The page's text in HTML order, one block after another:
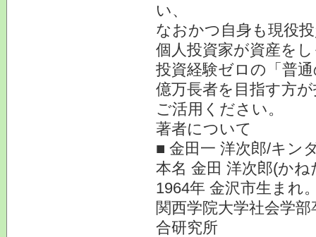
い、
なおかつ自身も現役
個人投資家が資産を
投資経験ゼロの「普
億万長者を目指す方
ご活用ください。
著者について
■ 金田一 洋次郎/キン
本名 金田 洋次郎(か
1964年 金沢市生まれ
関西学院大学社会学
合研究所